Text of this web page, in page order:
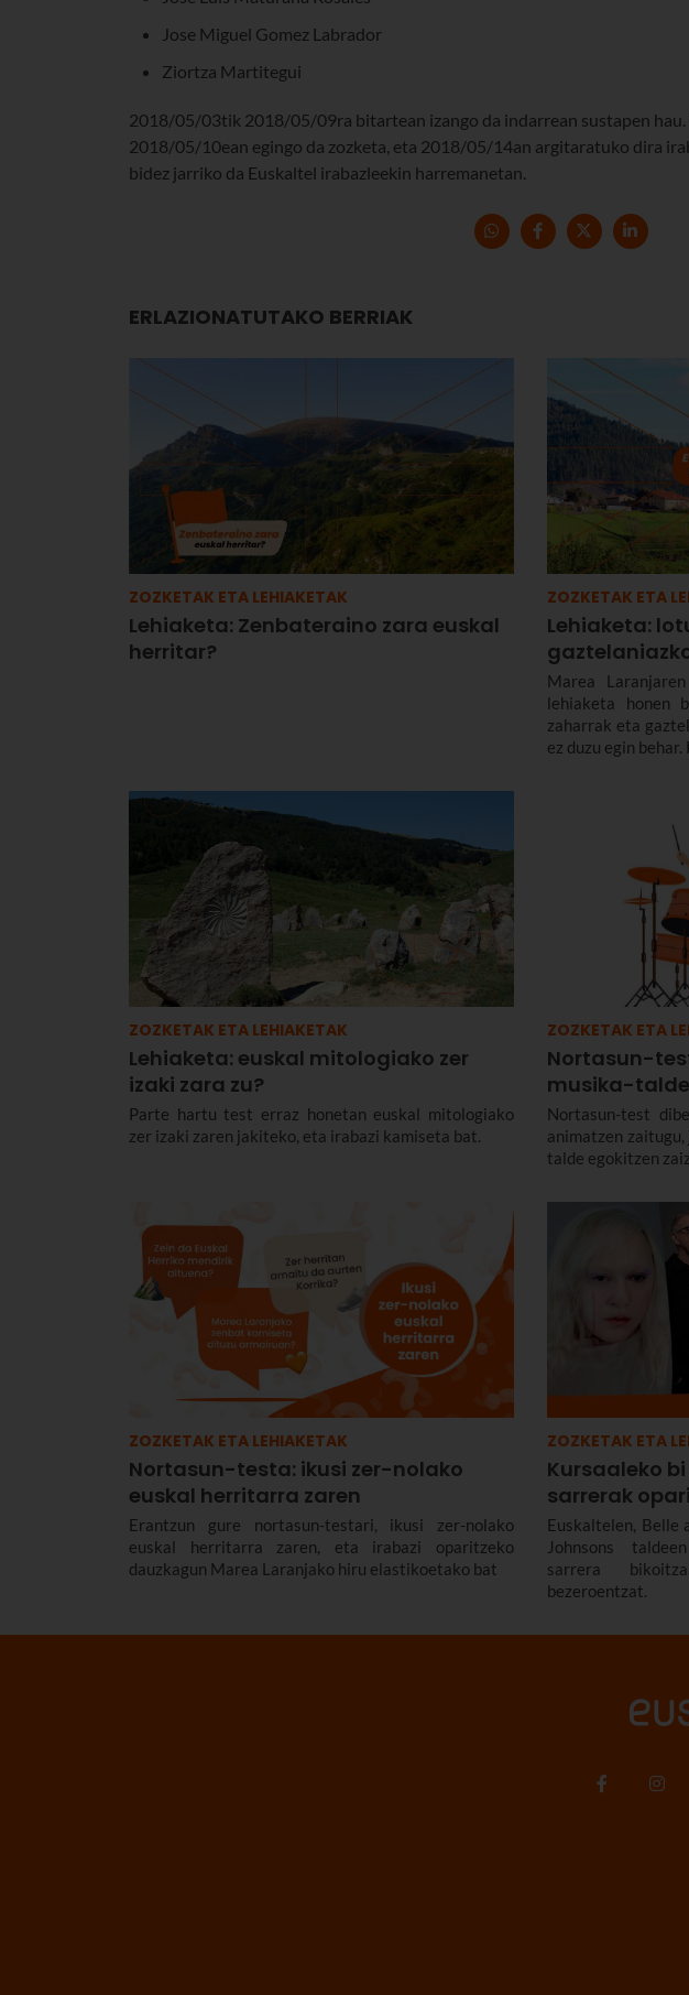
Jose Miguel Gomez Labrador
Ziortza Martitegui
2018/05/03tik 2018/05/09ra bitartean izango da indarrean sustapen hau.
2018/05/10ean egingo da zozketa, eta 2018/05/14an argitaratuko dira
bidez jarriko da Euskaltel irabazleekin harremanetan.
ERLAZIONATUTAKO BERRIAK
ZOZKETAK ETA LEHIAKETAK
Lehiaketa: Zenbateraino zara euskal
herritar?
ZOZKETAK ETA
Lehiaketa:
Marea
lehiaketa honen
zaharrak eta
ez duzu egin
ZOZKETAK ETA LEHIAKETAK
Lehiaketa: euskal mitologiako zer
izaki zara zu?
Parte hartu test erraz honetan euskal mitologiako
zer izaki zaren jakiteko, eta irabazi kamiseta bat.
ZOZKETAK ETA
Nortasun-
musika-talde
Nortasun-test
animatzen
talde egokitzen
ZOZKETAK ETA LEHIAKETAK
Nortasun-testa: ikusi zer-nolako
euskal herritarra zaren
Erantzun gure nortasun-testari, ikusi zer-nolako
euskal herritarra zaren, eta irabazi oparitzeko
dauzkagun Marea Laranjako hiru elastikoetako bat
ZOZKETAK ETA
Kursaaleko
sarrerak
Euskaltelen, Belle
Johnsons
sarrera
bezeroentzat.